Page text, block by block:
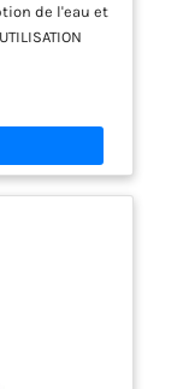
de l'eau et
UTILISATION
traiter de
de l'eau,
et diminuant
VIE DU SOL :
au
et sûre